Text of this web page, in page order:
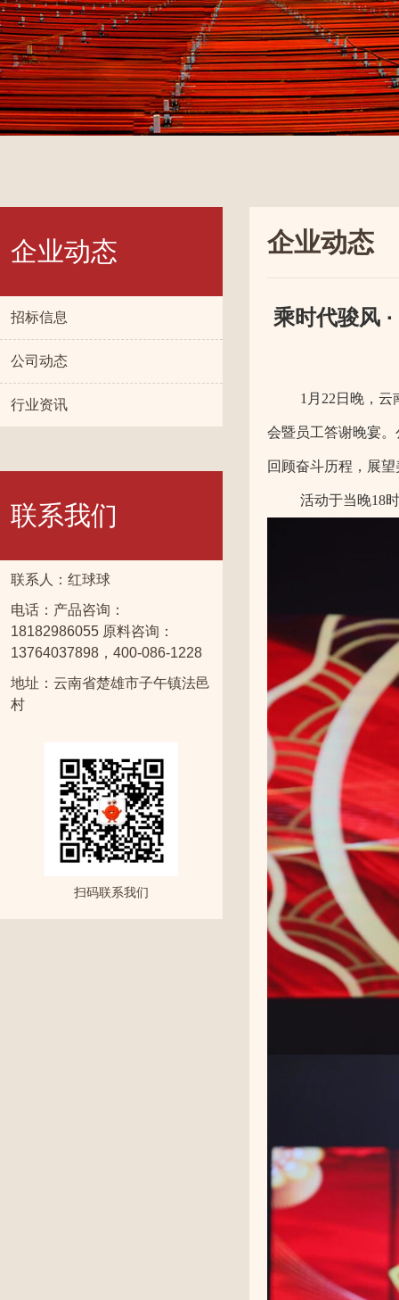
企业动态
招标信息
公司动态
行业资讯
联系我们
联系人：红球球
电话：产品咨询：
18182986055 原料咨询：
13764037898，400-086-1228
地址：云南省楚雄市子午镇法邑
村
扫码联系我们
企业动态
乘时代骏风
1月22日晚，
会暨员工答谢晚宴
回顾奋斗历程，展
活动于当晚18